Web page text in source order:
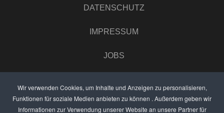
Wir verwenden Cookies, um Inhalte und Anzeigen zu personalisieren,
Funktionen für soziale Medien anbieten zu können . Außerdem geben wir
Informationen zur Verwendung unserer Website an unsere Partner für
DATENSCHUTZ
IMPRESSUM
JOBS
ANZEIGEN PREISE